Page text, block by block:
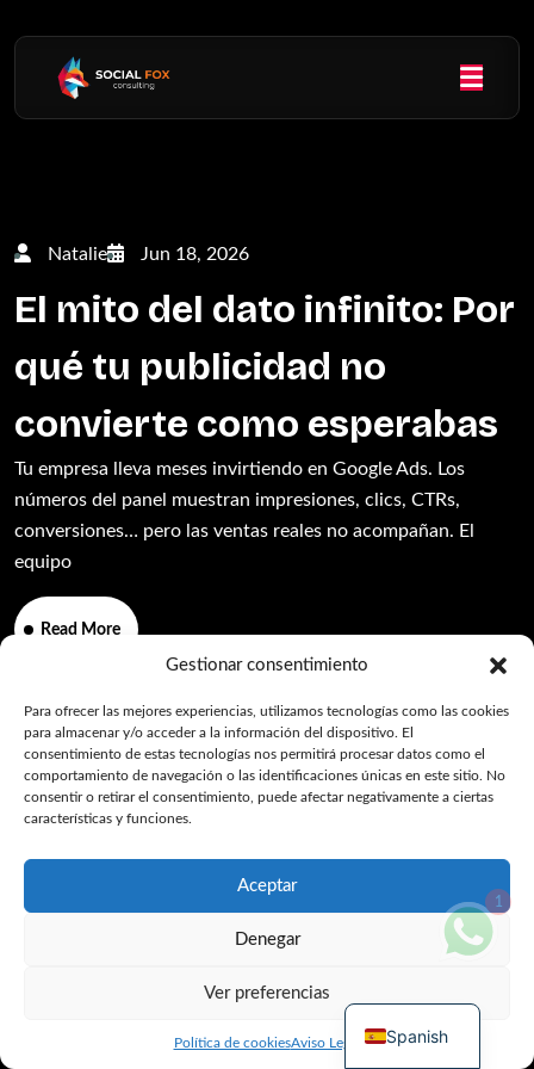
Gestionar consentimiento
Para ofrecer las mejores experiencias, utilizamos tecnologías como las cookies
para almacenar y/o acceder a la información del dispositivo. El
consentimiento de estas tecnologías nos permitirá procesar datos como el
comportamiento de navegación o las identificaciones únicas en este sitio. No
consentir o retirar el consentimiento, puede afectar negativamente a ciertas
características y funciones.
Aceptar
Denegar
Ver preferencias
Política de cookiesAviso Legal
Natalie Jun 18, 2026
El mito del dato infinito: Por
qué tu publicidad no
convierte como esperabas
Tu empresa lleva meses invirtiendo en Google Ads. Los
números del panel muestran impresiones, clics, CTRs,
conversiones… pero las ventas reales no acompañan. El
equipo
Read More
1
Spanish